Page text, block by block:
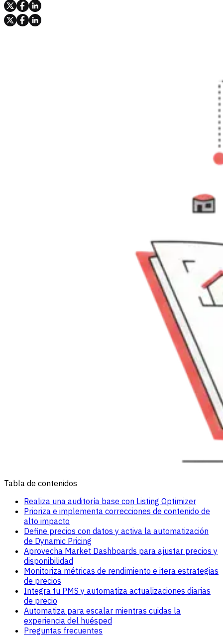
Tabla de contenidos
Realiza una auditoría base con Listing Optimizer
Prioriza e implementa correcciones de contenido de
alto impacto
Define precios con datos y activa la automatización
de Dynamic Pricing
Aprovecha Market Dashboards para ajustar precios y
disponibilidad
Monitoriza métricas de rendimiento e itera estrategias
de precios
Integra tu PMS y automatiza actualizaciones diarias
de precio
Automatiza para escalar mientras cuidas la
experiencia del huésped
Preguntas frecuentes